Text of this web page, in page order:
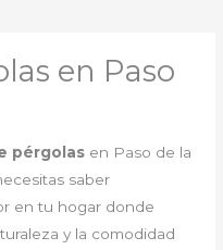
en Paso
pérgolas en Paso de la
saber
en tu hogar donde
y la comodidad